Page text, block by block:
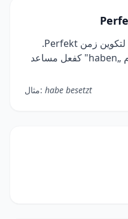
لتكوين زمن Perfekt.
معظم الأفعال الألمانية تستخدم „haben" كفعل مساعد
مثال: habe besetzt